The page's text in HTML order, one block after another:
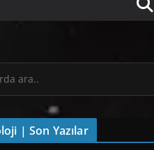
| Son Yazılar